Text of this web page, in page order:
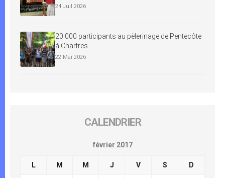
24 Juil 2026
20 000 participants au pèlerinage de Pentecôte
à Chartres
22 Mai 2026
CALENDRIER
février 2017
L M M J V S D